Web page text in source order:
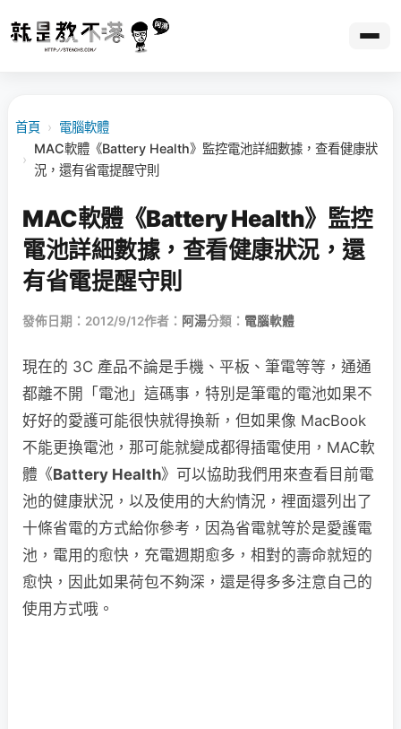
首頁 › 電腦軟體
›
MAC軟體《Battery Health》監控電池詳細數據，查看健康狀
況，還有省電提醒守則
MAC軟體《Battery Health》監控
電池詳細數據，查看健康狀況，還
有省電提醒守則
發佈日期：2012/9/12作者： 阿湯分類： 電腦軟體
現在的 3C 產品不論是手機、平板、筆電等等，通通
都離不開「電池」這碼事，特別是筆電的電池如果不
好好的愛護可能很快就得換新，但如果像 MacBook
不能更換電池，那可能就變成都得插電使用，MAC軟
體《Battery Health》可以協助我們用來查看目前電
池的健康狀況，以及使用的大約情況，裡面還列出了
十條省電的方式給你參考，因為省電就等於是愛護電
池，電用的愈快，充電週期愈多，相對的壽命就短的
愈快，因此如果荷包不夠深，還是得多多注意自己的
使用方式哦。